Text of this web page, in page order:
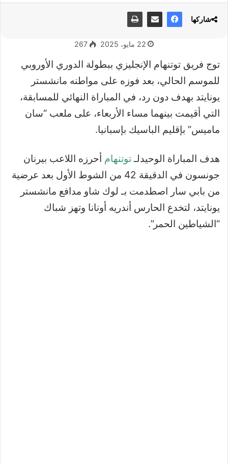
22 مايو، 2025 267
توج فريق توتنهام الإنجليزي ببطولة الدوري الأوروبي
للموسم الحالي، بعد فوزه على مواطنه مانشستر
يونايتد بهدف دون رد، في المباراة النهائي للمسابقة،
التي أقيمت بينهما مساء الأربعاء، على ملعب “سان
ماميس” بإقليم الباسيك بإسبانيا.
هدف المباراة الوحيدلـتوتنهام أحرزه اللاعب بيرنان
جونسون في الدقيقة 42 من الشوط الأول بعد عرضية
من بابي سار اصطدمت بـ لوك شاو مدافع مانشستر
يونايتد، لتخدع الحارس أندريه أونانا وتهز شباك
“الشياطين الحمر”.
شاركها